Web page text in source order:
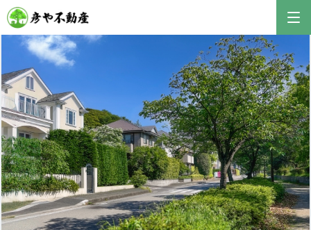
彦やAI TOP
こんにちは！私は株式会社彦や不動産が開発した最
新のAIアドバイザーです。
おすすめ不動産AIコンテンツとして、膨大なデータ
から最適なご提案を導き出します✨
不動産の売却や購入など、何でもお気軽にご相談く
ださい！